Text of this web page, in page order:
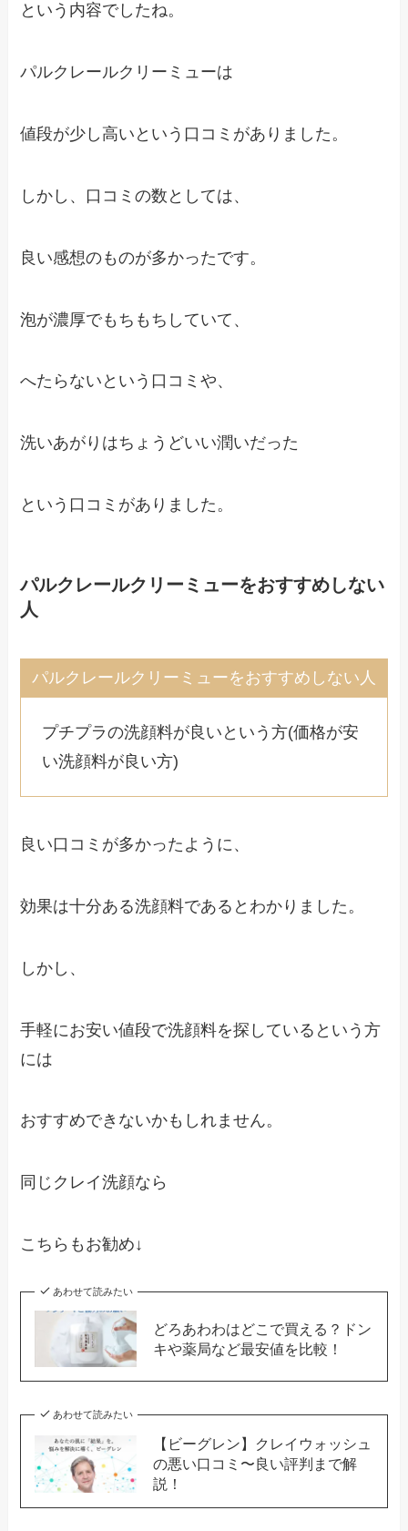
という内容でしたね。
パルクレールクリーミューは
値段が少し高いという口コミがありました。
しかし、口コミの数としては、
良い感想のものが多かったです。
泡が濃厚でもちもちしていて、
へたらないという口コミや、
洗いあがりはちょうどいい潤いだった
という口コミがありました。
パルクレールクリーミューをおすすめしない
人
パルクレールクリーミューをおすすめしない人
プチプラの洗顔料が良いという方(価格が安
い洗顔料が良い方)
良い口コミが多かったように、
効果は十分ある洗顔料であるとわかりました。
しかし、
手軽にお安い値段で洗顔料を探しているという方
には
おすすめできないかもしれません。
同じクレイ洗顔なら
こちらもお勧め↓
あわせて読みたい
どろあわわはどこで買える？ドン
キや薬局など最安値を比較！
あわせて読みたい
【ビーグレン】クレイウォッシュ
の悪い口コミ〜良い評判まで解
説！